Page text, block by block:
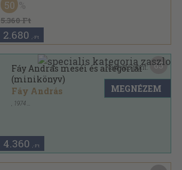
5.360 Ft
50
2.680 ,-Ft
Fáy András meséi és allegóriái
(minikönyv)
Fáy András
1974
4.360 ,-Ft
Kapható pont: 65
MEGNÉZEM